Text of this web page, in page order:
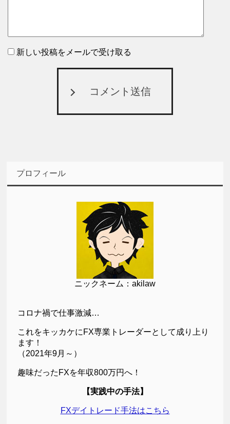
新しい投稿をメールで受け取る
コメント送信
プロフィール
ニックネーム：akilaw
コロナ禍で仕事激減…
これをキッカケにFX専業トレーダーとして成り上り
ます！
（2021年9月～）
趣味だったFXを年収800万円へ！
【実践中の手法】
FXデイトレード手法はこちら